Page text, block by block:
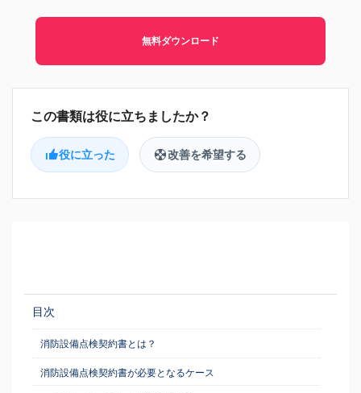
無料ダウンロード
役に立った 改善を希望する
目次
消防設備点検契約書とは？
消防設備点検契約書が必要となるケース